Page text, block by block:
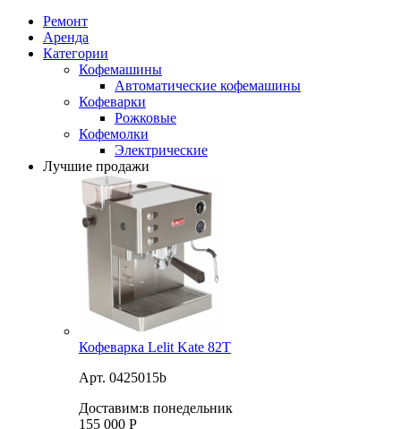
Ремонт
Аренда
Категории
Кофемашины
Автоматические кофемашины
Кофеварки
Рожковые
Кофемолки
Электрические
Лучшие продажи
Кофеварка Lelit Kate 82T
Арт. 0425015b
Доставим:в понедельник
155 000 Р